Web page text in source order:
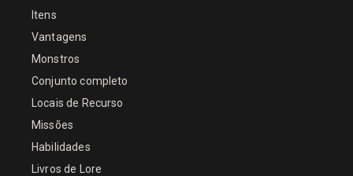
Itens
Vantagens
Monstros
Conjunto completo
Locais de Recurso
Missões
Habilidades
Livros de Lore